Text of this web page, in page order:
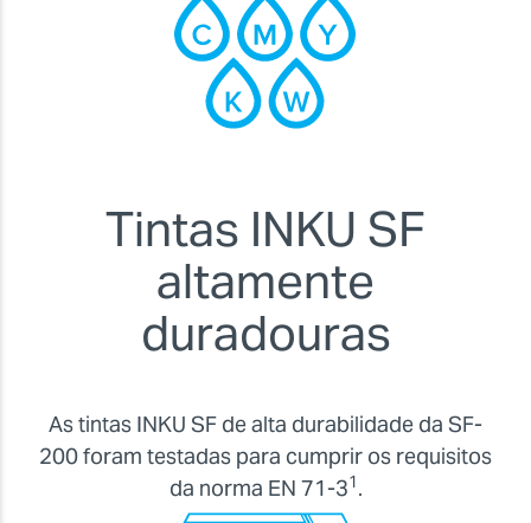
Tintas INKU SF
altamente
duradouras
As tintas INKU SF de alta durabilidade da SF-
200 foram testadas para cumprir os requisitos
da norma EN 71-31.